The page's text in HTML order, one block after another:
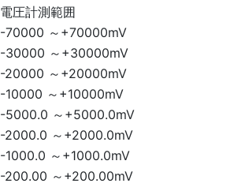
電圧計測範囲
-70000 ～+70000mV
-30000 ～+30000mV
-20000 ～+20000mV
-10000 ～+10000mV
-5000.0 ～+5000.0mV
-2000.0 ～+2000.0mV
-1000.0 ～+1000.0mV
-200.00 ～+200.00mV